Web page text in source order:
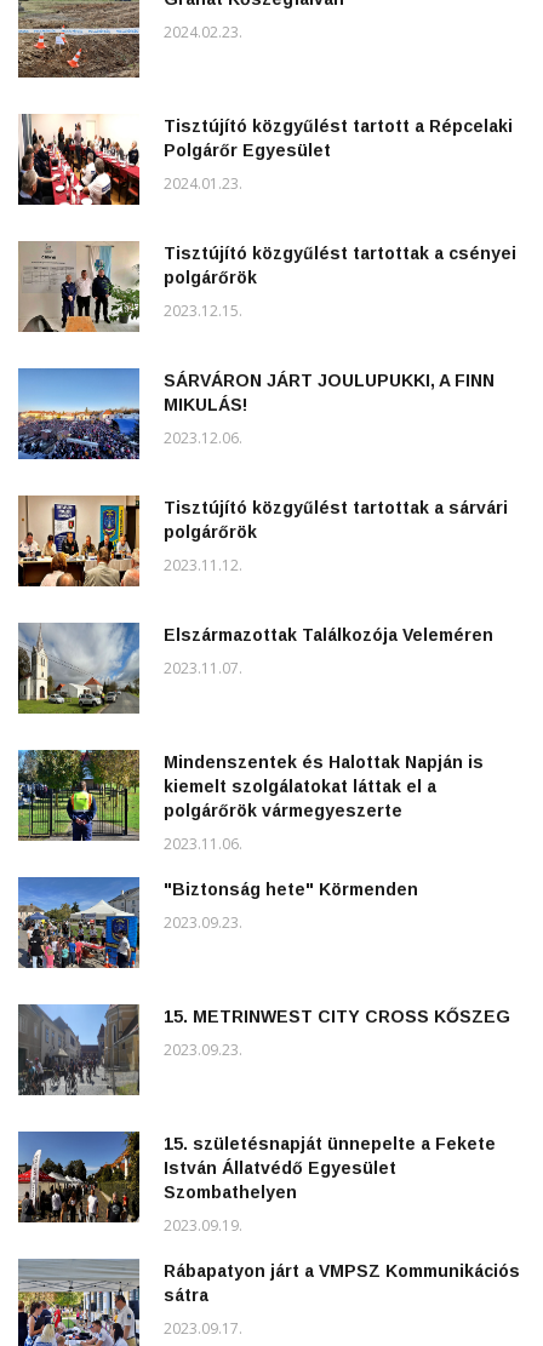
2024.02.23.
Tisztújító közgyűlést tartott a Répcelaki
Polgárőr Egyesület
2024.01.23.
Tisztújító közgyűlést tartottak a csényei
polgárőrök
2023.12.15.
SÁRVÁRON JÁRT JOULUPUKKI, A FINN
MIKULÁS!
2023.12.06.
Tisztújító közgyűlést tartottak a sárvári
polgárőrök
2023.11.12.
Elszármazottak Találkozója Veleméren
2023.11.07.
Mindenszentek és Halottak Napján is
kiemelt szolgálatokat láttak el a
polgárőrök vármegyeszerte
2023.11.06.
"Biztonság hete" Körmenden
2023.09.23.
15. METRINWEST CITY CROSS KŐSZEG
2023.09.23.
15. születésnapját ünnepelte a Fekete
István Állatvédő Egyesület
Szombathelyen
2023.09.19.
Rábapatyon járt a VMPSZ Kommunikációs
sátra
2023.09.17.